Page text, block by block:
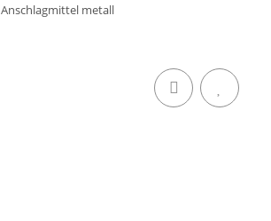
Anschlagmittel metall